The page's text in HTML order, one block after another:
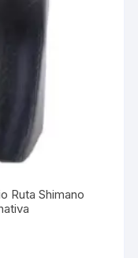
Ruta Shimano